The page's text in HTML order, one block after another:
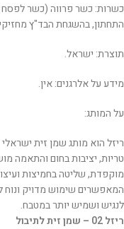
כשרות: כשר פרווה (כשר לפסח
התחתון, בהשגחת הבד"ץ
תוצרת: ישראל.
מידע על אלרגנים: אין.
על המותג:
ריזל הוא מותג שמן זית
טריות, יציבות בחום והתאמה
מוקפדת, שליטה בחמיצות
המאפשרים שימוש מדויק ונוח
לנגיש ושמיש יותר במטבח.
ריזל 02 – שמן זית לתיבול